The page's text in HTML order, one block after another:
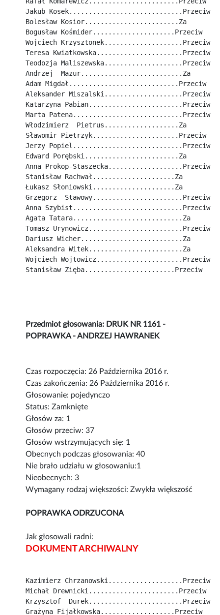
Jakub Kosek.............................Przeciw
Bolesław Kosior........................Za
Bogusław Kośmider.....................Przeciw
Wojciech Krzysztonek....................Przeciw
Teresa Kwiatkowska......................Przeciw
Teodozja Maliszewska....................Przeciw
Andrzej  Mazur..........................Za
Adam Migdał............................Przeciw
Aleksander Miszalski....................Przeciw
Katarzyna Pabian........................Przeciw
Marta Patena............................Przeciw
Włodzimierz  Pietrus...................Za
Sławomir Pietrzyk......................Przeciw
Jerzy Popiel............................Przeciw
Edward Porębski........................Za
Anna Prokop-Staszecka...................Przeciw
Stanisław Rachwał.....................Za
Łukasz Słoniowski.....................Za
Grzegorz  Stawowy.......................Przeciw
Anna Szybist............................Przeciw
Agata Tatara............................Za
Tomasz Urynowicz........................Przeciw
Dariusz Wicher..........................Za
Aleksandra Witek........................Za
Wojciech Wojtowicz......................Przeciw
Stanisław Zięba.......................Przeciw
Przedmiot głosowania: DRUK NR 1161 -
POPRAWKA - ANDRZEJ HAWRANEK
Czas rozpoczęcia: 26 Października 2016 r.
Czas zakończenia: 26 Października 2016 r.
Głosowanie: pojedynczo
Status: Zamknięte
Głosów za: 1
Głosów przeciw: 37
Głosów wstrzymujących się: 1
Obecnych podczas głosowania: 40
Nie brało udziału w głosowaniu:1
Nieobecnych: 3
Wymagany rodzaj większości: Zwykła większość
POPRAWKA ODRZUCONA
Jak głosowali radni:
DOKUMENT ARCHIWALNY
Kazimierz Chrzanowski...................Przeciw
Michał Drewnicki.......................Przeciw
Krzysztof  Durek........................Przeciw
Grażyna Fijałkowska...................Przeciw